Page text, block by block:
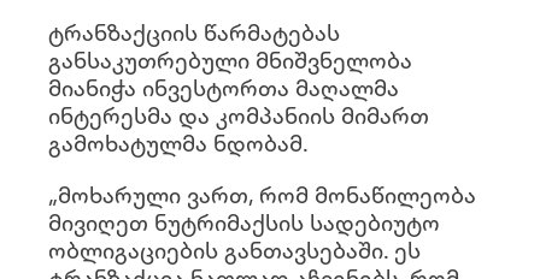
ტრანზაქციის წარმატებას
განსაკუთრებული მნიშვნელობა
მიანიჭა ინვესტორთა მაღალმა
ინტერესმა და კომპანიის მიმართ
გამოხატულმა ნდობამ.
„მოხარული ვართ, რომ მონაწილეობა
მივიღეთ ნუტრიმაქსის სადებიუტო
ობლიგაციების განთავსებაში. ეს